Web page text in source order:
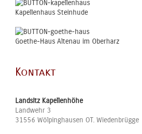
Kapellenhaus Steinhude
Goethe-Haus Altenau im Oberharz
Kontakt
Landsitz Kapellenhöhe
Landwehr 3
31556 Wölpinghausen OT. Wiedenbrügge